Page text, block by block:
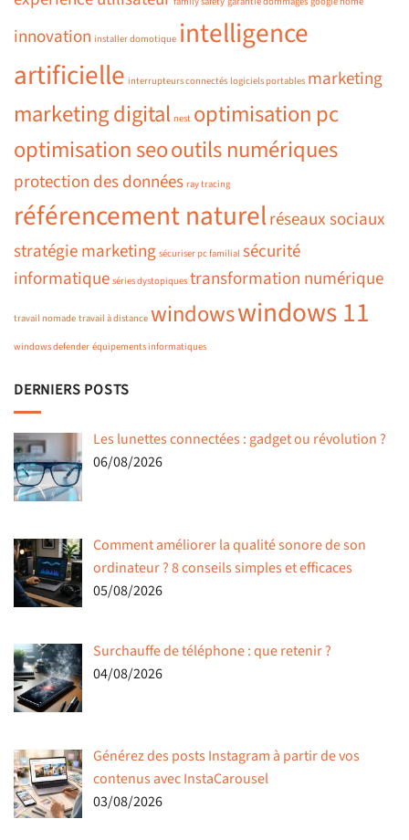
innovation installer domotique intelligence
artificielle interrupteurs connectés logiciels portables marketing
marketing digital nest optimisation pc
optimisation seooutils numériques
protection des données ray tracing
référencement naturelréseaux sociaux
stratégie marketing sécuriser pc familial sécurité
informatique séries dystopiques transformation numérique
travail nomade travail à distance windowswindows 11
windows defender équipements informatiques
DERNIERS POSTS
Les lunettes connectées : gadget ou révolution ?
06/08/2026
Comment améliorer la qualité sonore de son
ordinateur ? 8 conseils simples et efficaces
05/08/2026
Surchauffe de téléphone : que retenir ?
04/08/2026
Générez des posts Instagram à partir de vos
contenus avec InstaCarousel
03/08/2026